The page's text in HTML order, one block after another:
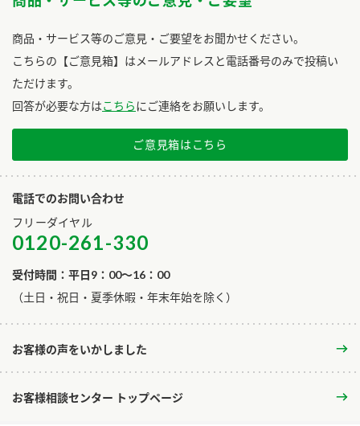
商品・サービス等のご意見・ご要望をお聞かせください。
こちらの【ご意見箱】はメールアドレスと電話番号のみで投稿い
ただけます。
回答が必要な方はこちらにご連絡をお願いします。
ご意見箱はこちら
電話でのお問い合わせ
フリーダイヤル
0120-261-330
受付時間：平日9：00～16：00
​（土日・祝日・夏季休暇・年末年始を除く）
お客様の声をいかしました
お客様相談センター トップページ